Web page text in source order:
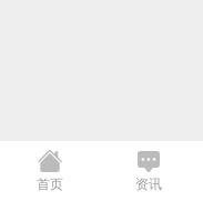
首页 资讯